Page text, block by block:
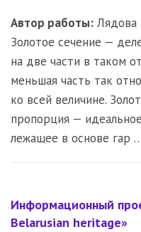
Автор работы: Лядова
Золотое сечение —
на две части в таком
меньшая часть так
ко всей величине.
пропорция —
лежащее в основе гар
Информационный
Belarusian heritage»